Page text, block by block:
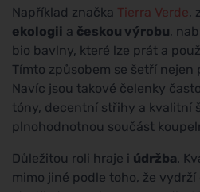
Například značka Tierra Verde,
ekologii a českou výrobu,
bio bavlny, které lze prát a
Tímto způsobem se šetří nejen
Navíc jsou takové čelenky
tóny, decentní střihy a kvalitní
plnohodnotnou součást
Důležitou roli hraje i údržba.
mimo jiné podle toho, že